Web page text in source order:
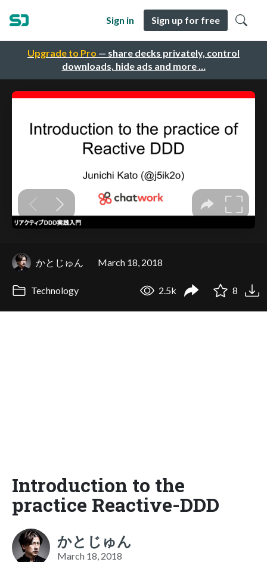
Upgrade to Pro — share decks privately, control
downloads, hide ads and more …
Sign in Sign up for free
かとじゅん March 18, 2018
Technology 2.5k 8
Introduction to the
practice Reactive-DDD
かとじゅん
March 18, 2018